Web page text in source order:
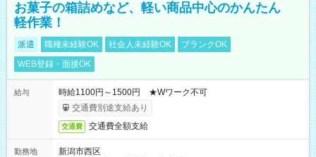
お菓子の箱詰めなど、軽い商品中心のかんたん
軽作業！
派遣 職種未経験OK 社会人未経験OK
ブランクOK
WEB登録・面接OK
給与
時給1100円～1500円 ★Wワーク不可
交通費別途支給あり
交通費 交通費全額支給
勤務地
新潟市西区